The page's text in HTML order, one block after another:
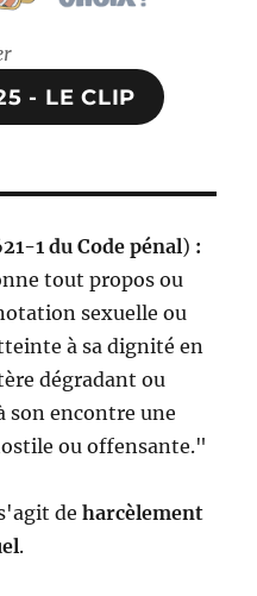
- LE CLIP
1 du Code pénal) :
tout propos ou
sexuelle ou
à sa dignité en
dégradant ou
son encontre une
ou offensante."
de harcèlement
.